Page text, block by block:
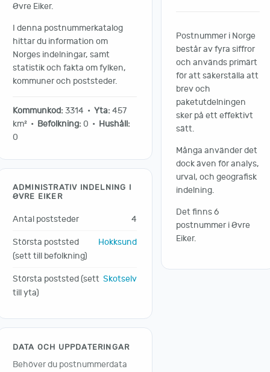
Øvre Eiker.
I denna postnummerkatalog
hittar du information om
Norges indelningar, samt
statistik och fakta om fylken,
kommuner och poststeder.
Kommunkod:3314 • Yta:457
km² • Befolkning:0 • Hushåll:
0
ADMINISTRATIV INDELNING I
ØVRE EIKER
Antal poststeder 4
Största poststed
(sett till befolkning)
Hokksund
Största poststed (sett
till yta)
Skotselv
DATA OCH UPPDATERINGAR
Behöver du postnummerdata
Postnummer i Norge
består av fyra siffror
och används primärt
för att säkerställa att
brev och
paketutdelningen
sker på ett effektivt
sätt.
Många använder det
dock även för analys,
urval, och geografisk
indelning.
Det finns 6
postnummer i Øvre
Eiker.